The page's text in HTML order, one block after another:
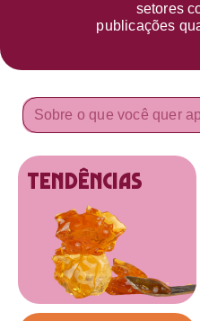
setores
publicações
tendências